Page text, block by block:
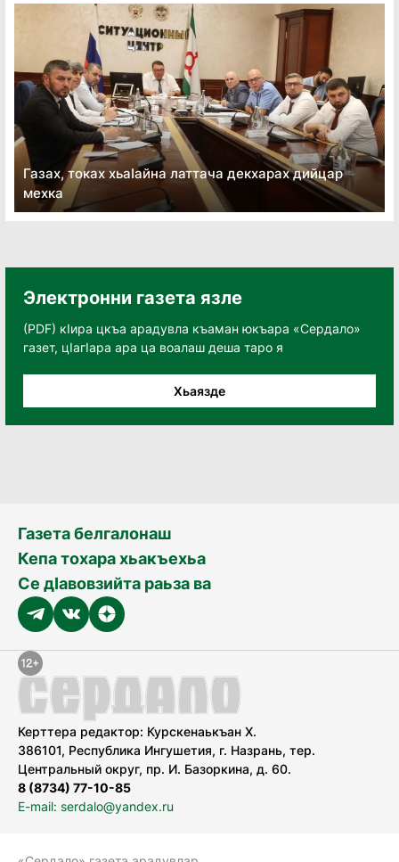
Газах, токах хьаӏайна латтача декхарах дийцар
мехка
Электронни газета язле
(PDF) кӀира цкъа арадувла къаман юкъара «Сердало»
газет, цӀагӀара ара ца воалаш деша таро я
Хьаязде
Газета белгалонаш
Кепа тохара хьакъехьа
Се дӀавовзийта раьза ва
Керттера редактор: Курскенаькъан Х.
386101, Республика Ингушетия, г. Назрань, тер.
Центральный округ, пр. И. Базоркина, д. 60.
8 (8734) 77-10-85
E-mail: serdalo@yandex.ru